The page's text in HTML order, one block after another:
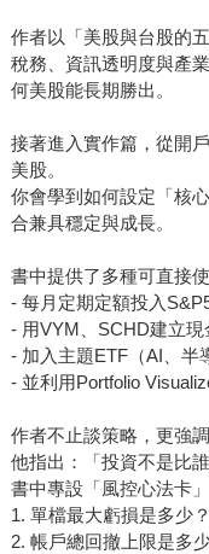
作者以「美股與台股的
稅務、資訊透明度與產
何美股能長期勝出。
接著進入實作篇，從開
美股。
你會學到如何設定「核
合兼具穩定與成長。
書中提供了多種可直接
- 每月定期定額投入
- 用VYM、SCHD建立現
- 加入主題ETF（AI、半
- 並利用Portfolio
作者不止談策略，更強
他指出：「投資不是比
書中專設「風控心法卡
1. 單檔最大虧損是多少？
2. 帳戶總回撤上限是多